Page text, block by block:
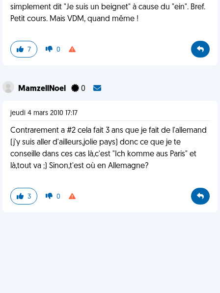
simplement dit "Je suis un beignet" à cause du "ein". Bref.
Petit cours. Mais VDM, quand même !
7 0
MamzellNoel 0
jeudi 4 mars 2010 17:17
Contrarement a #2 cela fait 3 ans que je fait de l'allemand
(j'y suis aller d'ailleurs,jolie pays) donc ce que je te
conseille dans ces cas là,c'est "Ich komme aus Paris" et
là,tout va ;) Sinon,t'est où en Allemagne?
3 0